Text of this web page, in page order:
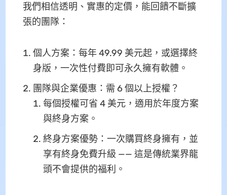
我們相信透明、實惠的定價，能回饋不斷擴
張的團隊：
個人方案：每年 49.99 美元起，或選擇終
身版，一次性付費即可永久擁有軟體。
團隊與企業優惠：需 6 個以上授權？
每個授權可省 4 美元，適用於年度方案
與終身方案。
終身方案優勢：一次購買終身擁有，並
享有終身免費升級 —— 這是傳統業界龍
頭不會提供的福利。